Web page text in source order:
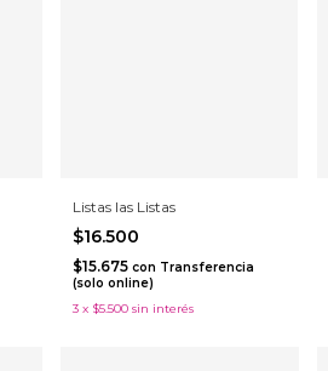
Listas las Listas
$16.500
$15.675con Transferencia
(solo online)
3 x $5.500 sin interés